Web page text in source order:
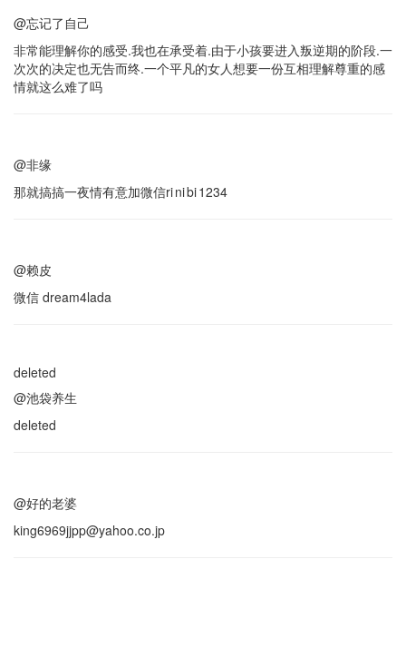
@忘记了自己
非常能理解你的感受.我也在承受着.由于小孩要进入叛逆期的阶段.一
次次的决定也无告而终.一个平凡的女人想要一份互相理解尊重的感
情就这么难了吗
@非缘
那就搞搞一夜情有意加微信ri ni bi 1234
@赖皮
微信 dream4lada
deleted
@池袋养生
deleted
@好的老婆
king6969jjpp@yahoo.co.jp